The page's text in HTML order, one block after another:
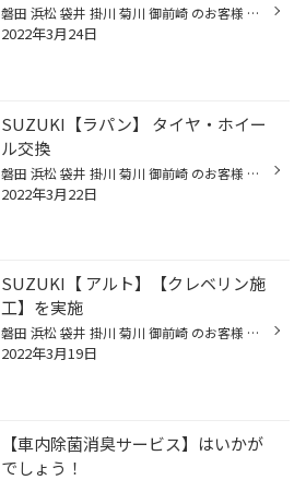
磐田 浜松 袋井 掛川 菊川 御前崎 のお客様 いつもご来店ありがとうございます。 磐田市弥藤太島にあります ブリヂストンタイヤの専門店 タイヤ館磐田店です。 今回はこちらのお車 TOYOTA：ルーミー こちらのお車のホイールを交換してイメチェンしていきます。 トヨタ純正ホイールもいいですが やっ...
2022年3月24日
SUZUKI【ラパン】 タイヤ・ホイー
ル交換
磐田 浜松 袋井 掛川 菊川 御前崎 のお客様 いつもご来店ありがとうございます。 磐田市弥藤太島にあります ブリヂストンタイヤの専門店 タイヤ館磐田店です。 今回はこちらのお車 SUZUKI【アルトラパン】です！ こちらのタイヤ・ホイール交換になります。 早速装着です。 この度はタイヤ館磐田をご...
2022年3月22日
SUZUKI【 アルト】【クレベリン施
工】を実施
磐田 浜松 袋井 掛川 菊川 御前崎 のお客様 いつもご来店ありがとうございます。 磐田市弥藤太島にあります ブリヂストンタイヤの専門店 タイヤ館磐田店です。 本日は【クレベリン施工】のご紹介です。 クレベリンとは二酸化塩素の働きで 空間内の除菌と消臭ができる商品です。 こちらは自動車専用...
2022年3月19日
【車内除菌消臭サービス】はいかが
でしょう！